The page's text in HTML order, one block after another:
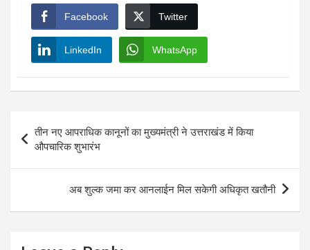
Facebook Twitter
LinkedIn WhatsApp
navigation
तीन नए आपराधिक कानूनों का मुख्यमंत्री ने उत्तराखंड में किया
औपचारिक शुभारंभ
अब शुल्क जमा कर आनलाईन मिल सकेगी अधिकृत खतौनी